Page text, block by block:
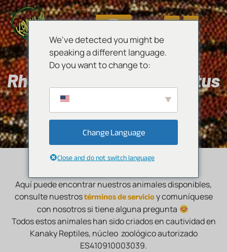
Rhacodactylus auriculatus
Aquí puede encontrar nuestros animales disponibles,
consulte nuestrostérminos de servicioy comuníquese
con nosotros si tiene alguna pregunta
Todos estos animales han sido criados en cautividad en
Kanaky Reptiles, núcleo zoológico autorizado
ES410910003039.
We've detected you might be
speaking a different language.
Do you want to change to:
Change Language
Close and do not switch language